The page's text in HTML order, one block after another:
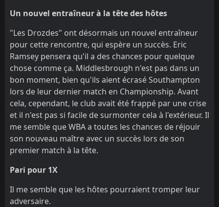
Un nouvel entraîneur à la tête des hôtes
"Les Drozdes" ont désormais un nouvel entraîneur
pour cette rencontre, qui espère un succès. Eric
Ramsey pensera qu'il a des chances pour quelque
chose comme ça. Middlesbrough n'est pas dans un
bon moment, bien qu'ils aient écrasé Southampton
lors de leur dernier match en Championship. Avant
cela, cependant, le club avait été frappé par une crise
et il n'est pas si facile de surmonter cela à l'extérieur. Il
me semble que WBA a toutes les chances de réjouir
son nouveau maître avec un succès lors de son
premier match à la tête.
Pari pour 1X
Il me semble que les hôtes pourraient tromper leur
adversaire.